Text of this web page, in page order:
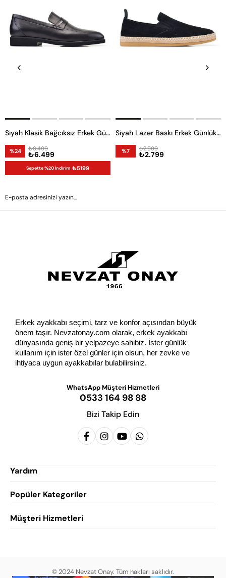
Siyah Klasik Bağcıksız Erkek Günlük Ayakkabı
%24 ₺6.499
₺8.499
Sepette %20 İndirim ₺5199
Siyah Lazer Baskı Erkek Günlük Ayakkabı
%7 ₺2.799
₺2.999
Erkek ayakkabı seçimi, tarz ve konfor açısından büyük
önem taşır. Nevzatonay.com olarak, erkek ayakkabı
dünyasında geniş bir yelpazeye sahibiz. İster günlük
kullanım için ister özel günler için olsun, her zevke ve
ihtiyaca uygun ayakkabılar bulabilirsiniz.
WhatsApp Müşteri Hizmetleri
0533 164 98 88
Bizi Takip Edin
Yardım
Popüler Kategoriler
Erkek Klasik Ayakkabı
Erkek Günlük Ayakkabı
Müşteri Hizmetleri
Mesafeli Satış Sözleşmesi
© 2024 Nevzat Onay. Tüm hakları saklıdır.